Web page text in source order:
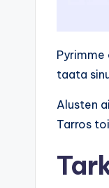
taata
Alusten
Tarros